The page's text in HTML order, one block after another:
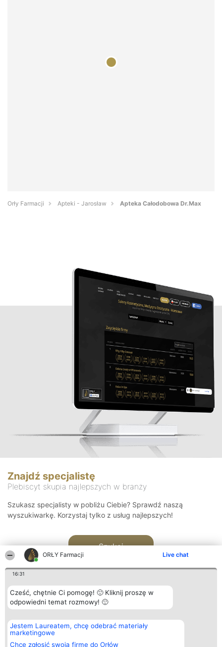
ORŁY Farmacji Live chat
16:31
Cześć, chętnie Ci pomogę! 🙂 Kliknij proszę w
odpowiedni temat rozmowy! 🙂
Jestem Laureatem, chcę odebrać materiały
marketingowe
Chcę zgłosić swoją firmę do Orłów
Orły Farmacji Apteki - Jarosław Apteka Całodobowa Dr.Max
Znajdź specjalistę
Plebiscyt skupia najlepszych w branży
Szukasz specjalisty w pobliżu Ciebie? Sprawdź naszą
wyszukiwarkę. Korzystaj tylko z usług najlepszych!
Szukaj
Organizator plebiscytu
Bright Side Solutions sp. z o.
o. sp. k.
ul. Ruska 22
Plebiscyt
Laureaci
wszystkich
Kontakt
Kontakt